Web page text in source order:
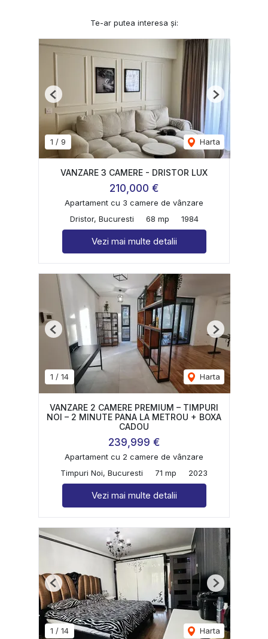
Te-ar putea interesa și:
1 / 9 Harta
Previous Next
VANZARE 3 CAMERE - DRISTOR LUX
210,000 €
Apartament cu 3 camere de vânzare
Dristor, Bucuresti
68 mp 1984
Vezi mai multe detalii
1 / 14 Harta
Previous Next
VANZARE 2 CAMERE PREMIUM – TIMPURI
NOI – 2 MINUTE PANA LA METROU + BOXA
CADOU
239,999 €
Apartament cu 2 camere de vânzare
Timpuri Noi, Bucuresti
71 mp 2023
Vezi mai multe detalii
1 / 14 Harta
Previous Next